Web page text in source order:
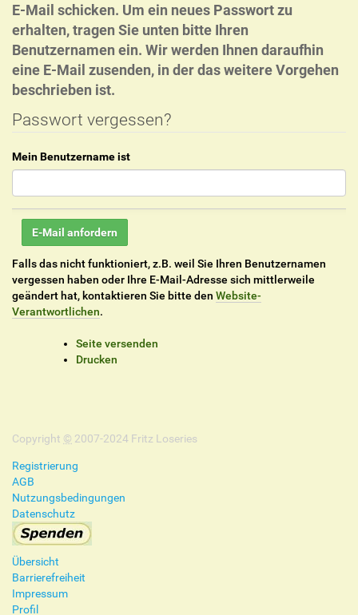
E-Mail schicken. Um ein neues Passwort zu
erhalten, tragen Sie unten bitte Ihren
Benutzernamen ein. Wir werden Ihnen daraufhin
eine E-Mail zusenden, in der das weitere Vorgehen
beschrieben ist.
Passwort vergessen?
Mein Benutzername ist
Falls das nicht funktioniert, z.B. weil Sie Ihren Benutzernamen
vergessen haben oder Ihre E-Mail-Adresse sich mittlerweile
geändert hat, kontaktieren Sie bitte den Website-
Verantwortlichen.
s
e
i
f
i
c
h
e
Seite versenden
Drucken
Copyright © 2007-2024 Fritz Loseries
Registrierung
AGB
Nutzungsbedingungen
Datenschutz
Übersicht
Barrierefreiheit
Impressum
Profil